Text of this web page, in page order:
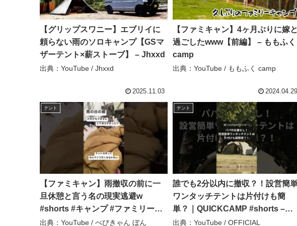
【グリップスワニー】エブリイに
頼らない雨のソロキャンプ【GSマ
ザーテント×薪ストーブ】 – Jhxxd
出典：YouTube / Jhxxd
2025.11.03
【ファミキャン】4ヶ月ぶりに嫁と
過ごしたwww【前編】 – ももふく
camp
出典：YouTube / ももふく camp
2024.04.29
テント
【ファミキャン】雨撤収の前に一
旦休憩と言う名の現実逃避w
#shorts #キャンプ #ファミリーキ
ャンプ #camp #雨キャンプ #テン
出典：YouTube / べびきゃん ぼん
テント
誰でも2分以内に撤収？！設営簡
ワンタッチテントは片付けも簡
単？｜QUICKCAMP #shorts –
OFFICIAL QUICKCAMP
出典：YouTube / OFFICIAL